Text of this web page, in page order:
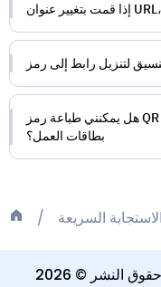
السريعة
هل يمكنني طباعة رمز QR لعنوان URL على عناصر صغيرة مثل
بطاقات العمل؟
حقوق النشر ©
2026